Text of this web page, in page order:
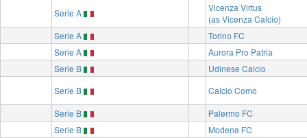
Serie A
Vicenza Virtus
(as Vicenza Calcio)
Serie A
Torino FC
Serie A
Aurora Pro Patria
Serie B
Udinese Calcio
Serie B
Calcio Como
Serie B
Palermo FC
Serie B
Modena FC